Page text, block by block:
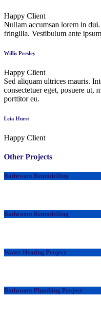
Happy Client
Nullam accumsan lorem in
fringilla. Vestibulum ante
Willis Presley
Happy Client
Sed aliquam ultrices mauris.
consectetuer eget, posuere ut,
porttitor eu.
Leia Hurst
Happy Client
Other Projects
Bathroom Remodelling
Bathroom Remodelling
Water Heating Project
Bathroom Plumbing Project